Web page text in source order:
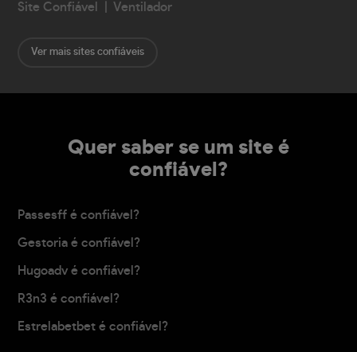
Site Confiável | Ventilador
Ver mais sites confiáveis
Quer saber se um site é
confiável?
Passesff é confiável?
Gestoria é confiável?
Hugoadv é confiável?
R3n3 é confiável?
Estrelabetbet é confiável?